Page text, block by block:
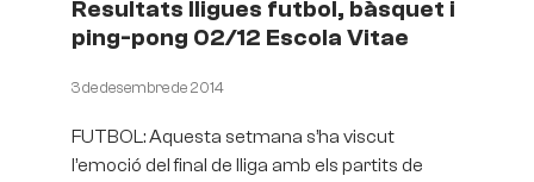
Resultats lligues futbol, bàsquet i
ping-pong 02/12 Escola Vitae
3 de desembre de 2014
FUTBOL: Aquesta setmana s’ha viscut
l’emoció del final de lliga amb els partits de